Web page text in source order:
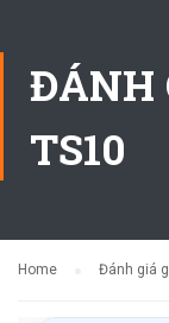
ĐÁNH
TS10
Home Đánh giá